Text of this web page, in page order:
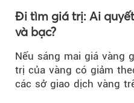
Đi tìm giá trị: Ai
và bạc?
Nếu sáng mai giá vàng
trị của vàng có giảm
các sở giao dịch vàng